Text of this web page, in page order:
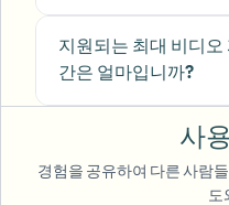
anonymization for
It's fast, consistent,
time."
Marketing Director•
지원되는 최대 비디오
간은 얼마입니까?
사
경험을 공유하여 다른 사람
도